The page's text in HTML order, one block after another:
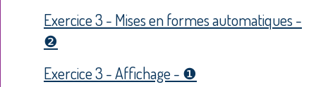
Exercice 3 - Mises en formes automatiques -
❷
Exercice 3 - Affichage - ❶